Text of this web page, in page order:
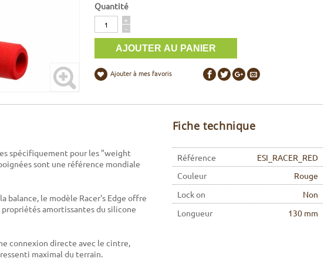
Quantité
Quantité
+
-
Ajouter à mes favoris
spécifiquement pour les "weight
sont une référence mondiale
balance, le modèle Racer's Edge offre
amortissantes du silicone
connexion directe avec le cintre,
maximal du terrain.
Fiche technique
Référence
ESI_RACER_RED
Couleur
Rouge
Lock on
Non
Longueur
130 mm